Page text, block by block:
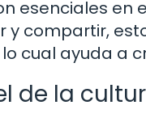
esenciales en
y compartir,
cual ayuda a
de la